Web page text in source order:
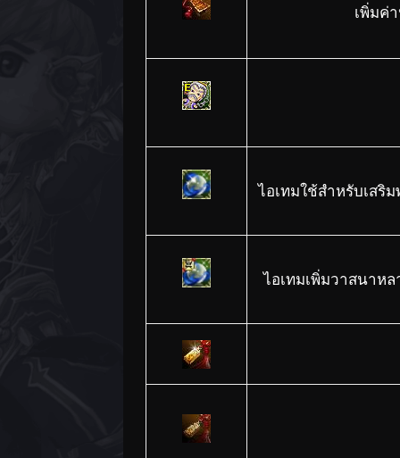
เพิ่มค่
ไอเทมใช้สำหรับเสริ
ไอเทมเพิ่มวาสนาหล